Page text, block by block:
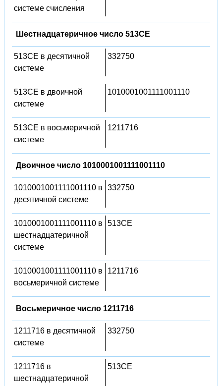
системе счисления
Шестнадцатеричное число 513CE
513CE в десятичной
системе
332750
513CE в двоичной
системе
1010001001111001110
513CE в восьмеричной
системе
1211716
Двоичное число 1010001001111001110
1010001001111001110 в
десятичной системе
332750
1010001001111001110 в
шестнадцатеричной
системе
513CE
1010001001111001110 в
восьмеричной системе
1211716
Восьмеричное число 1211716
1211716 в десятичной
системе
332750
1211716 в
шестнадцатеричной
513CE